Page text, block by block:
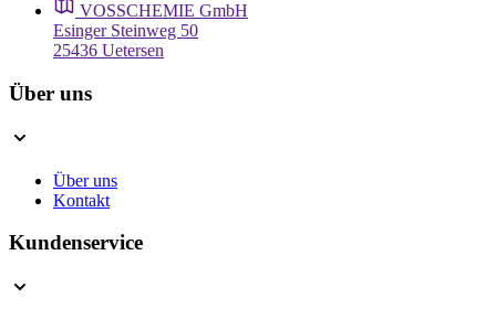
VOSSCHEMIE GmbH
Esinger Steinweg 50
25436 Uetersen
Über uns
Über uns
Kontakt
Kundenservice